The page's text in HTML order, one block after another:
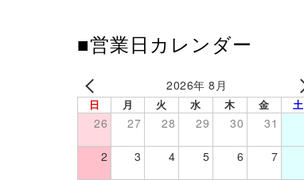
■営業日カレンダー
2026年 8月
日 月 火 水 木 金 土
26 27 28 29 30 31
2 3 4 5 6 7